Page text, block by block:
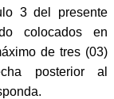
3 del presente
colocados en
de tres (03)
posterior al